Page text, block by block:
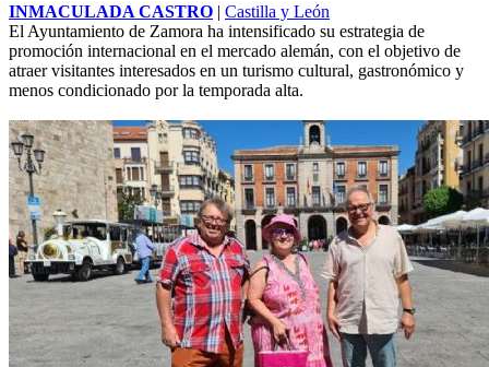
INMACULADA CASTRO | Castilla y León
El Ayuntamiento de Zamora ha intensificado su estrategia de
promoción internacional en el mercado alemán, con el objetivo de
atraer visitantes interesados en un turismo cultural, gastronómico y
menos condicionado por la temporada alta.